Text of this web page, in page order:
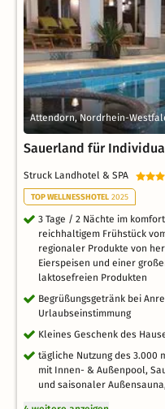
Attendorn, Nordrhein-
Sauerland für
Struck Landhotel & SPA
TOP WELLNESSHOTEL 2025
3 Tage / 2 Nächte im
reichhaltigem Frühstück
regionaler Produkte von
Eierspeisen und einer
laktosefreien Produkten
Begrüßungsgetränk bei
Urlaubseinstimmung
Kleines Geschenk des
tägliche Nutzung des 3.000
mit Innen- & Außenpool,
und saisonaler